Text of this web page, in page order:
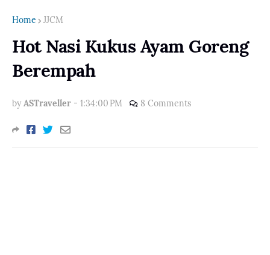
Home JJCM
Hot Nasi Kukus Ayam Goreng
Berempah
by ASTraveller - 1:34:00 PM 8 Comments